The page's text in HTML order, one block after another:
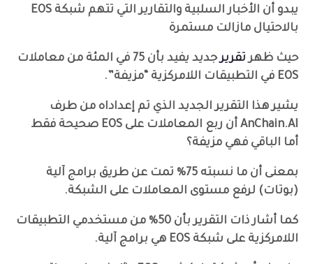
يبدو أن الأخبار السلبية والتقارير التي تتهم شبكة EOS
بالاحتيال مازالت مستمرة
حيث ظهرتقرير
جديد يفيد بأن 75 في المئة من معاملات
EOS في التطبيقات اللامركزية “مزيفة”.
يشير هذا التقرير الجديد الذي تم إعداداه من طرف
AnChain.AI أن ربع المعاملات على EOS صحيحة فقط
أما الباقي فهي مزيفة؟
بمعنى أن ما نسبته 75% تمت عن طريق برامج آلية
(بوتات) لرفع مستوى المعاملات على الشبكة.
كما أشار ذات التقرير بأن 50% من مستخدمي التطبيقات
اللامركزية على شبكة EOS هي برامج آلية.